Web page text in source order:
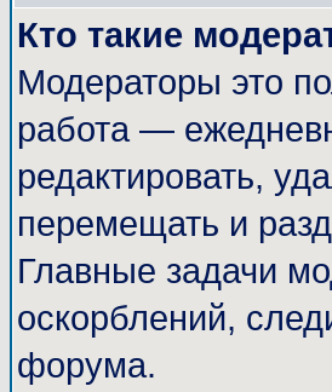
Кто такие
Модераторы это
работа —
редактировать,
перемещать и
Главные задачи
оскорблений,
форума.